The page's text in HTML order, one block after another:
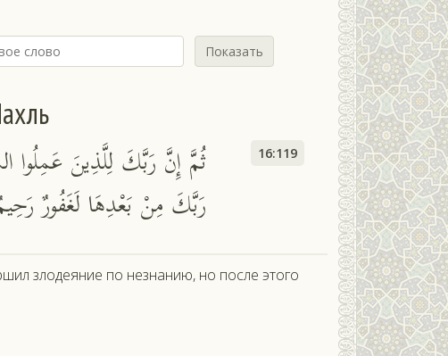
Показать
ثُمَّ إِنَّ رَبَّكَ لِلَّذِينَ عَمِلُوا
رَبَّكَ مِنْ بَعْدِهَا لَغَفُورٌ
16:119
злодеяние по незнанию, но после этого